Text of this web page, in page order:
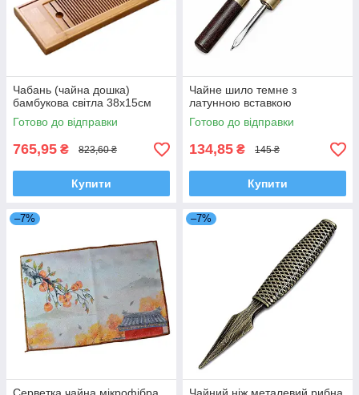
Чабань (чайна дошка)
бамбукова світла 38х15см
Готово до відправки
765,95 ₴ 823,60 ₴
Купити
Чайне шило темне з
латунною вставкою
Готово до відправки
134,85 ₴ 145 ₴
Купити
–7% –7%